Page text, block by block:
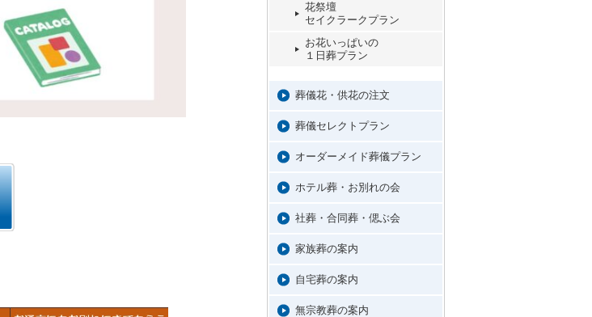
花祭壇
セイクラークプラン
お花いっぱいの
１日葬プラン
葬儀花・供花の注文
葬儀セレクトプラン
オーダーメイド葬儀プラン
ホテル葬・お別れの会
社葬・合同葬・偲ぶ会
家族葬の案内
自宅葬の案内
無宗教葬の案内